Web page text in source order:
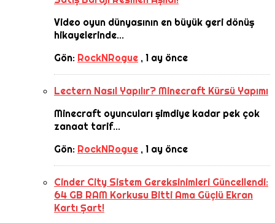
Video oyun dünyasının en büyük geri dönüş
hikayelerinde...
Gön: RockNRogue ,1 ay önce
Lectern Nasıl Yapılır? Minecraft Kürsü Yapımı
Minecraft oyuncuları şimdiye kadar pek çok
zanaat tarif...
Gön: RockNRogue ,1 ay önce
Cinder City Sistem Gereksinimleri Güncellendi:
64 GB RAM Korkusu Bitti Ama Güçlü Ekran
Kartı Şart!